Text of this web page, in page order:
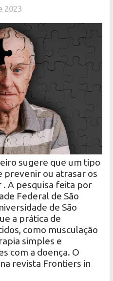
2023
sugere que um tipo
prevenir ou atrasar os
A pesquisa feita por
Federal de São
de São
a prática de
como musculação
simples e
com a doença. O
revista Frontiers in